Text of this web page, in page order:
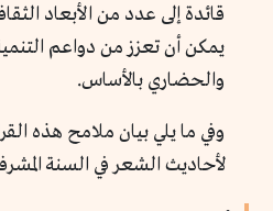
قائدة إلى عدد من الأبعاد
يمكن أن تعزز من دواعم
والحضاري بالأساس.
وفي ما يلي بيان ملامح هذه
لأحاديث الشعر في السنة